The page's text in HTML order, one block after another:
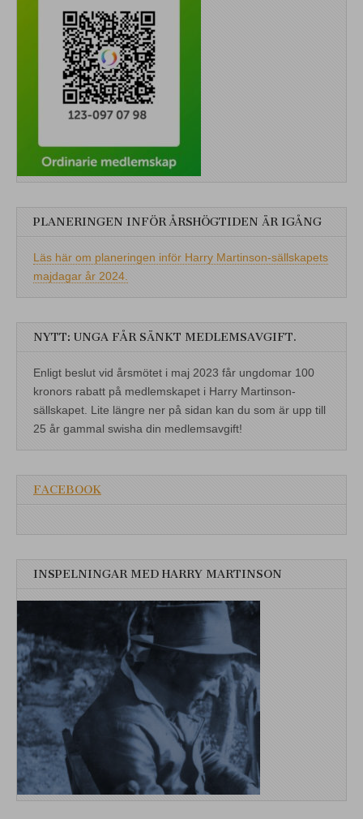
PLANERINGEN INFÖR ÅRSHÖGTIDEN ÄR IGÅNG
Läs här om planeringen inför Harry Martinson-sällskapets
majdagar år 2024.
NYTT: UNGA FÅR SÄNKT MEDLEMSAVGIFT.
Enligt beslut vid årsmötet i maj 2023 får ungdomar 100
kronors rabatt på medlemskapet i Harry Martinson-
sällskapet. Lite längre ner på sidan kan du som är upp till
25 år gammal swisha din medlemsavgift!
FACEBOOK
INSPELNINGAR MED HARRY MARTINSON